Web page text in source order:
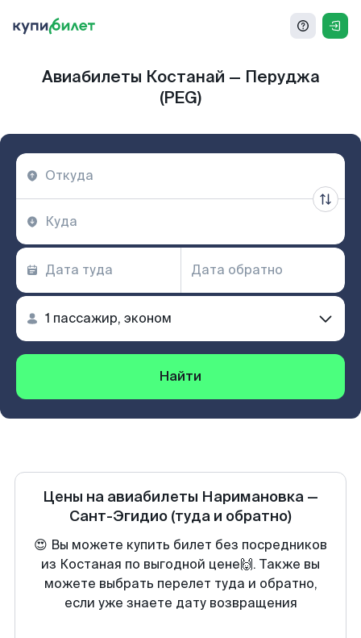
Авиабилеты Костанай — Перуджа
(PEG)
Найти
Цены на авиабилеты Наримановка —
Сант-Эгидио (туда и обратно)
😍 Вы можете купить билет без посредников
из Костаная по выгодной цене🙌. Также вы
можете выбрать перелет туда и обратно,
если уже знаете дату возвращения